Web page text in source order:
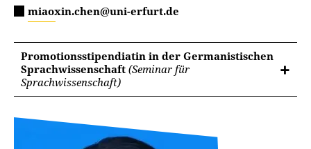
miaoxin.chen@uni-erfurt.de
Promotionsstipendiatin in der Germanistischen
Sprachwissenschaft (Seminar für
Sprachwissenschaft)